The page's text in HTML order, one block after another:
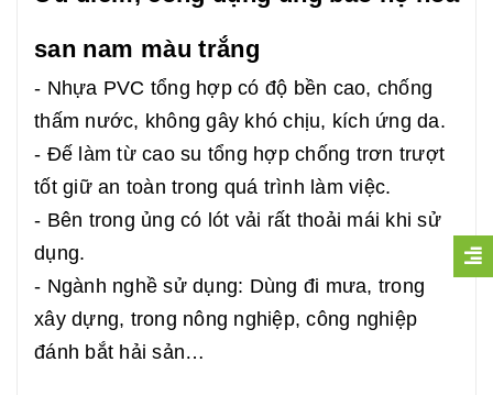
san nam màu trắng
- Nhựa PVC tổng hợp có độ bền cao, chống
thấm nước, không gây khó chịu, kích ứng da.
- Đế làm từ cao su tổng hợp chống trơn trượt
tốt giữ an toàn trong quá trình làm việc.
- Bên trong ủng có lót vải rất thoải mái khi sử
dụng.
- Ngành nghề sử dụng: Dùng đi mưa, trong
xây dựng, trong nông nghiệp, công nghiệp
đánh bắt hải sản…